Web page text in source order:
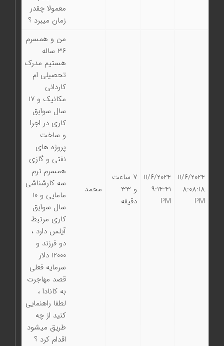
معمولا چقدر
زمان میبرد ؟
11/6/2024
8:08:18
PM
11/6/2024
9:14:41
PM
7 ساعت
و 33
دقیقه
محمد
من و همسرم
36 ساله
هستیم مدرک
تحصیلی ام
کاردانی
مکانیک و 17
سال سوابق
کاری در اجرا
و ساخت
پروژه های
نفتی و گازی
همسرم ترم
سه کارشناشی
مامایی و 10
سال سوابق
کاری مرتبط
آیلس دارد ،
دو فرزند و
12000 دلار
سرمایه فعلی
قصد مهاجرت
به کانادا ،
لطفا راهنمایی
کنید از چه
طریق میشود
اقدام کرد ؟